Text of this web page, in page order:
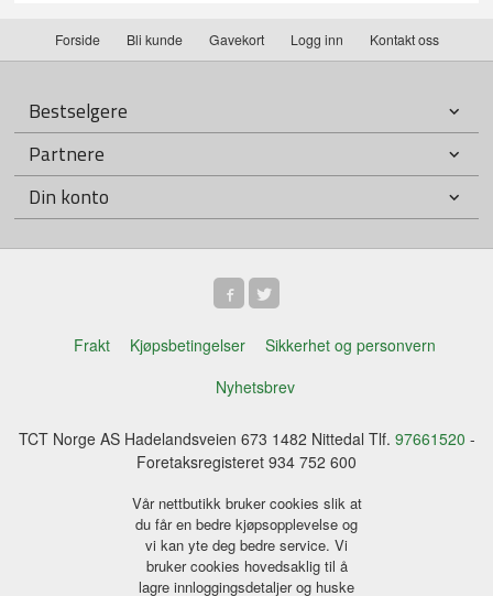
Forside Bli kunde Gavekort Logg inn Kontakt oss
Bestselgere
Partnere
Din konto
Frakt Kjøpsbetingelser
Sikkerhet og personvern
Nyhetsbrev
TCT Norge AS Hadelandsveien 673 1482 Nittedal Tlf. 97661520 -
Foretaksregisteret 934 752 600
Vår nettbutikk bruker cookies slik at
du får en bedre kjøpsopplevelse og
vi kan yte deg bedre service. Vi
bruker cookies hovedsaklig til å
lagre innloggingsdetaljer og huske